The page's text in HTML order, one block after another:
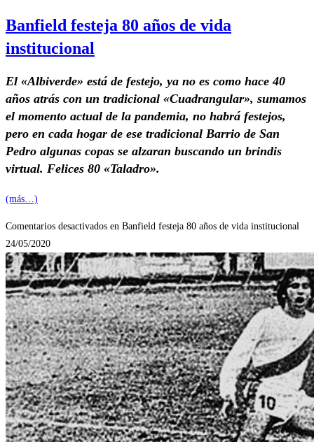
Banfield festeja 80 años de vida
institucional
El «Albiverde» está de festejo, ya no es como hace 40
años atrás con un tradicional «Cuadrangular», sumamos
el momento actual de la pandemia, no habrá festejos,
pero en cada hogar de ese tradicional Barrio de San
Pedro algunas copas se alzaran buscando un brindis
virtual. Felices 80 «Taladro».
(más…)
Comentarios desactivados en Banfield festeja 80 años de vida institucional
24/05/2020